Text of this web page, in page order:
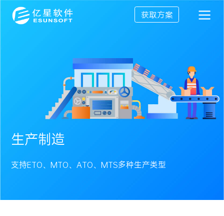
获取方案
生产制造
支持ETO、MTO、ATO、MTS多种生产类型